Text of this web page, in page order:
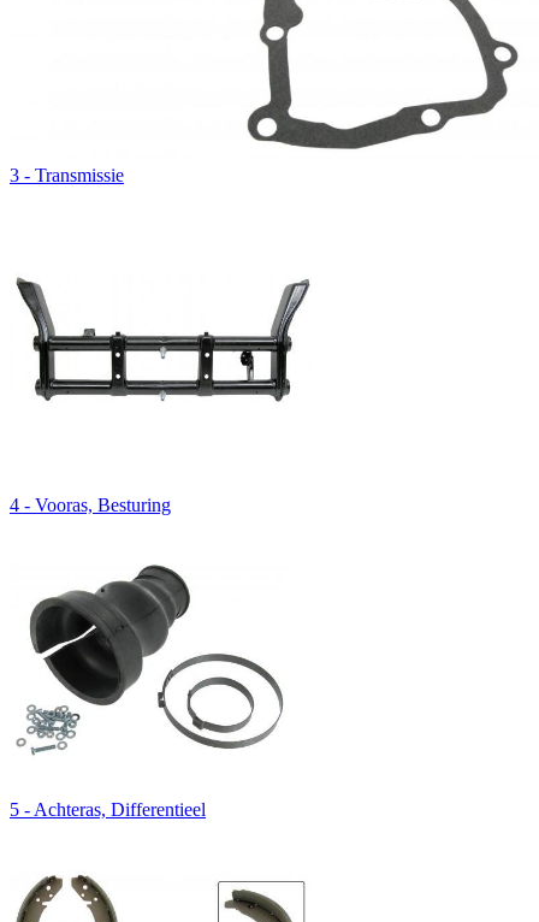
3 - Transmissie
4 - Vooras, Besturing
5 - Achteras, Differentieel